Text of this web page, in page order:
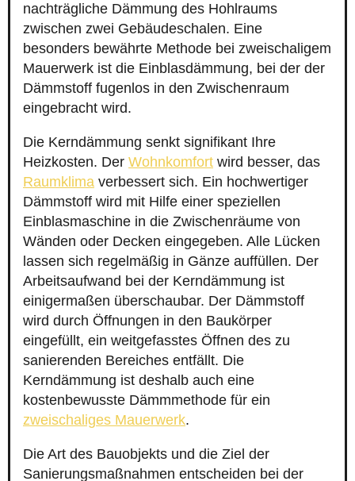
nachträgliche Dämmung des Hohlraums
zwischen zwei Gebäudeschalen. Eine
besonders bewährte Methode bei zweischaligem
Mauerwerk ist die Einblasdämmung, bei der der
Dämmstoff fugenlos in den Zwischenraum
eingebracht wird.
Die Kerndämmung senkt signifikant Ihre
Heizkosten. Der Wohnkomfort wird besser, das
Raumklima verbessert sich. Ein hochwertiger
Dämmstoff wird mit Hilfe einer speziellen
Einblasmaschine in die Zwischenräume von
Wänden oder Decken eingegeben. Alle Lücken
lassen sich regelmäßig in Gänze auffüllen. Der
Arbeitsaufwand bei der Kerndämmung ist
einigermaßen überschaubar. Der Dämmstoff
wird durch Öffnungen in den Baukörper
eingefüllt, ein weitgefasstes Öffnen des zu
sanierenden Bereiches entfällt. Die
Kerndämmung ist deshalb auch eine
kostenbewusste Dämmmethode für ein
zweischaliges Mauerwerk.
Die Art des Bauobjekts und die Ziel der
Sanierungsmaßnahmen entscheiden bei der